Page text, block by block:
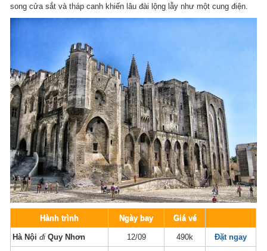
song cửa sắt và tháp canh khiến lâu đài lộng lẫy như một cung điện.
Hành trình Ngày bay Giá vé
Hà Nộiđi Quy Nhơn 12/09 490k Đặt ngay